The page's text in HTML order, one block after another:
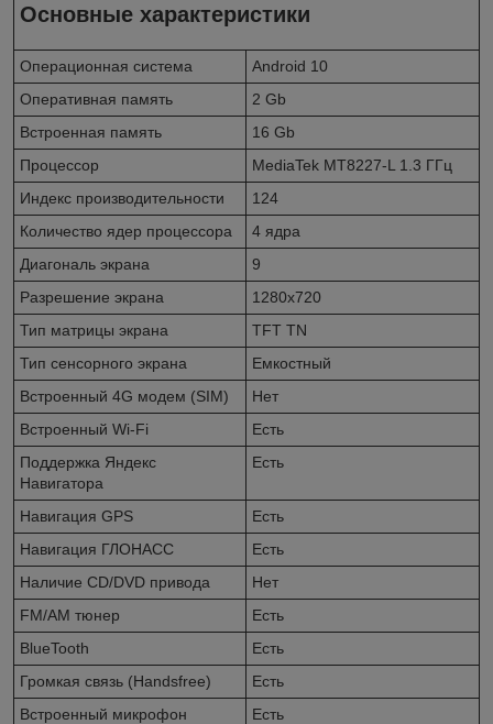
Основные характеристики
Операционная система
Android 10
Оперативная память
2 Gb
Встроенная память
16 Gb
Процессор
MediaTek MT8227-L 1.3 ГГц
Индекс производительности
124
Количество ядер процессора
4 ядра
Диагональ экрана
9
Разрешение экрана
1280x720
Тип матрицы экрана
TFT TN
Тип сенсорного экрана
Емкостный
Встроенный 4G модем (SIM)
Нет
Встроенный Wi-Fi
Есть
Поддержка Яндекс
Навигатора
Есть
Навигация GPS
Есть
Навигация ГЛОНАСС
Есть
Наличие CD/DVD привода
Нет
FM/AM тюнер
Есть
BlueTooth
Есть
Громкая связь (Handsfree)
Есть
Встроенный микрофон
Есть